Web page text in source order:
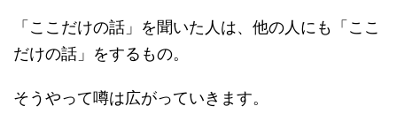
「ここだけの話」を聞いた人は、他の人にも「ここ
だけの話」をするもの。
そうやって噂は広がっていきます。